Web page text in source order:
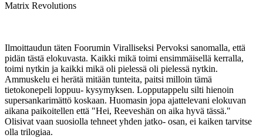
Matrix Revolutions
Ilmoittaudun täten Foorumin Viralliseksi Pervoksi sanomalla, että
pidän tästä elokuvasta. Kaikki mikä toimi ensimmäisellä kerralla,
toimi nytkin ja kaikki mikä oli pielessä oli pielessä nytkin.
Ammuskelu ei herätä mitään tunteita, paitsi milloin tämä
tietokonepeli loppuu- kysymyksen. Lopputappelu silti hienoin
supersankarimättö koskaan. Huomasin jopa ajattelevani elokuvan
aikana paikoitellen että "Hei, Reeveshän on aika hyvä tässä."
Olisivat vaan suosiolla tehneet yhden jatko- osan, ei kaiken tarvitse
olla trilogiaa.